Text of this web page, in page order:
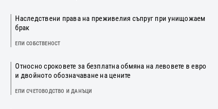
Наследствени права на преживелия съпруг при унищожаем
брак
ЕПИ СОБСТВЕНОСТ
Относно сроковете за безплатна обмяна на левовете в евро
и двойното обозначаване на цените
ЕПИ СЧЕТОВОДСТВО И ДАНЪЦИ